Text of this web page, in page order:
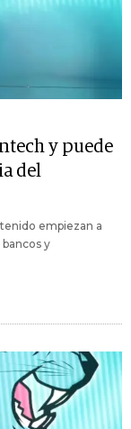
y puede
del
empiezan a
y